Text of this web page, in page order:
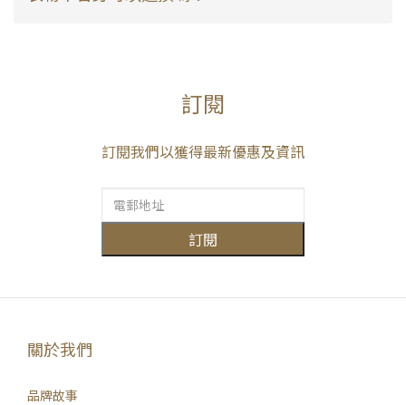
訂閱
訂閱我們以獲得最新優惠及資訊
訂閱
關於我們
品牌故事